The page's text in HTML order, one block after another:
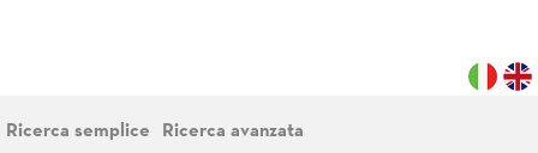
Ricerca semplice Ricerca avanzata